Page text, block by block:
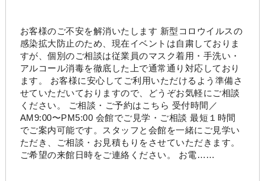
お客様のご不安を解消いたします 新型コロウイルスの
感染拡大防止のため、現在イベントは自粛しておりま
すが、個別のご相談は従業員のマスク着用・手洗い・
アルコール消毒を徹底した上で通常通り対応しており
ます。 お客様に安心してご利用いただけるよう準備さ
せていただいておりますので、どうぞお気軽にご相談
ください。 ご相談・ご予約はこちら 受付時間／
AM9:00〜PM5:00 会館でご見学・ご相談 最短１時間
でご案内可能です。スタッフと会館を一緒にご見学い
ただき、ご相談・お見積もりをさせていただきます。
ご希望の来館日時をご連絡ください。 お電……